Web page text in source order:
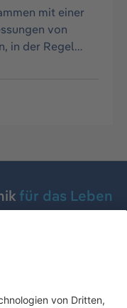
mit einer
von
in der Regel…
für das Leben